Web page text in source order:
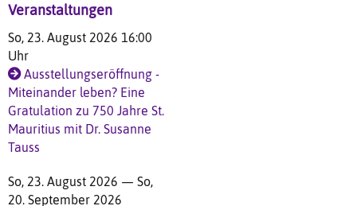
Veranstaltungen
So, 23. August 2026 16:00
Uhr
Ausstellungseröffnung -
Miteinander leben? Eine
Gratulation zu 750 Jahre St.
Mauritius mit Dr. Susanne
Tauss
So, 23. August 2026 — So,
20. September 2026